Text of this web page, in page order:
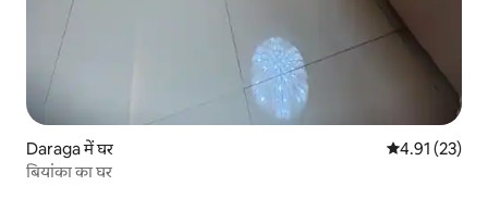
Daraga में घर औसत रेटिंग 5 में
4.91 (23)
बियांका का घर